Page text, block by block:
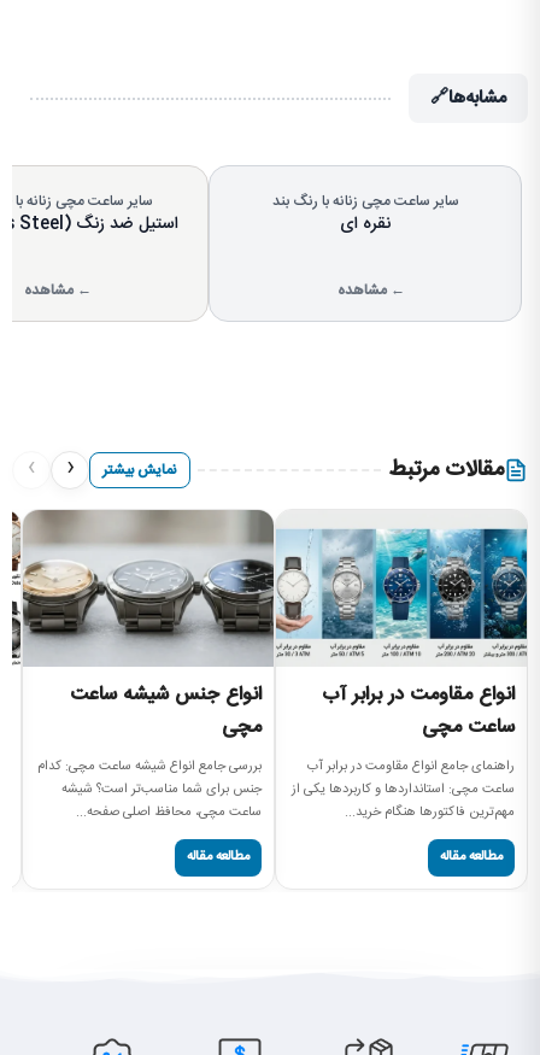
مشابه‌ها🔗
سایر ساعت مچی زنانه با رنگ بند
نقره ای
← مشاهده
سایر ساعت مچی زنانه
استیل ضد زنگ (Stainless Steel)
← مشاهده
مقالات مرتبط نمایش بیشتر ‹
›
انواع مقاومت در برابر آب
ساعت مچی
راهنمای جامع انواع مقاومت در برابر آب
ساعت مچی: استانداردها و کاربردها یکی از
مهم‌ترین فاکتورها هنگام خرید...
مطالعه مقاله
انواع جنس شیشه ساعت
مچی
بررسی جامع انواع شیشه ساعت مچی: کدام
جنس برای شما مناسب‌تر است؟ شیشه
ساعت مچی، محافظ اصلی صفحه...
مطالعه مقاله